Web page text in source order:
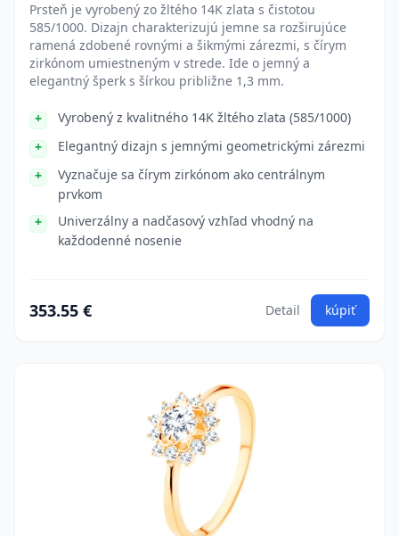
Prsteň je vyrobený zo žltého 14K zlata s čistotou
585/1000. Dizajn charakterizujú jemne sa rozširujúce
ramená zdobené rovnými a šikmými zárezmi, s čírym
zirkónom umiestneným v strede. Ide o jemný a
elegantný šperk s šírkou približne 1,3 mm.
Vyrobený z kvalitného 14K žltého zlata (585/1000)
Elegantný dizajn s jemnými geometrickými zárezmi
Vyznačuje sa čírym zirkónom ako centrálnym
prvkom
Univerzálny a nadčasový vzhľad vhodný na
každodenné nosenie
353.55 € Detail kúpiť